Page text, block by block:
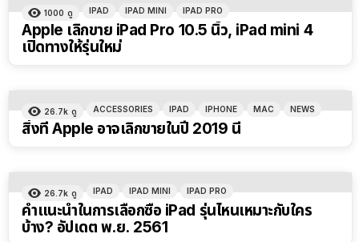
1000 ดู IPAD IPAD MINI IPAD PRO
Apple เลิกขาย iPad Pro 10.5 นิ้ว, iPad mini 4
เปิดทางให้รุ่นใหม่
26.7k ดู ACCESSORIES IPAD IPHONE MAC NEWS
สิ่งที่ Apple อาจเลิกขายในปี 2019 นี้
26.7k ดู IPAD IPAD MINI IPAD PRO
คำแนะนำในการเลือกซื้อ iPad รุ่นไหนเหมาะกับใคร
บ้าง? อัปเดต พ.ย. 2561